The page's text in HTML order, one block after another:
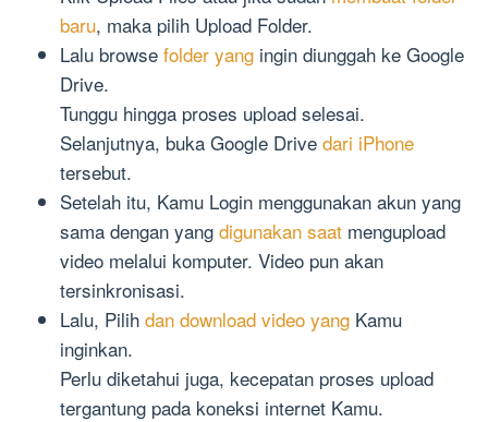
baru, maka pilih Upload Folder.
Lalu browse folder yang ingin diunggah ke Google
Drive.
Tunggu hingga proses upload selesai.
Selanjutnya, buka Google Drive dari iPhone
tersebut.
Setelah itu, Kamu Login menggunakan akun yang
sama dengan yang digunakan saat mengupload
video melalui komputer. Video pun akan
tersinkronisasi.
Lalu, Pilih dan download video yang Kamu
inginkan.
Perlu diketahui juga, kecepatan proses upload
tergantung pada koneksi internet Kamu.